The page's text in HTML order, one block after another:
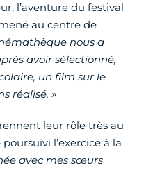
l’aventure du festival
au centre de
nous a
avoir sélectionné,
un film sur le
réalisé. »
leur rôle très au
l’exercice à la
avec mes sœurs